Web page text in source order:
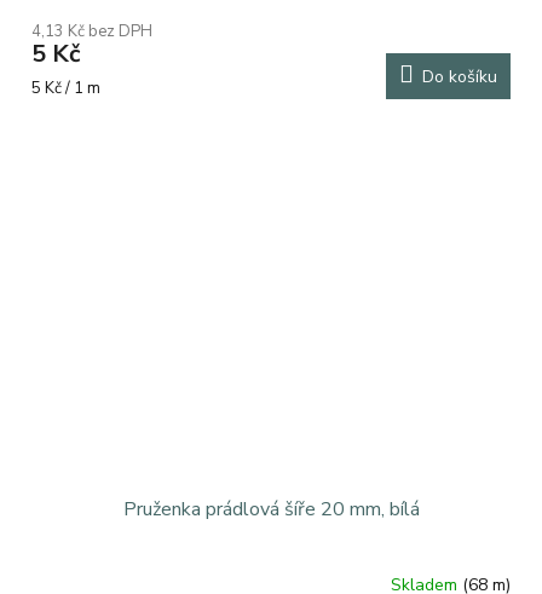
4,13 Kč bez DPH
5 Kč
Měrná
5 Kč / 1 m Do košíku
Pruženka prádlová šíře 20 mm, bílá
Skladem (68 m)